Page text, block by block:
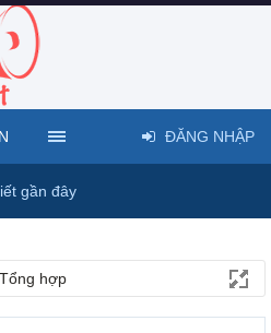
hợp
gần đây
ĐĂNG NHẬP